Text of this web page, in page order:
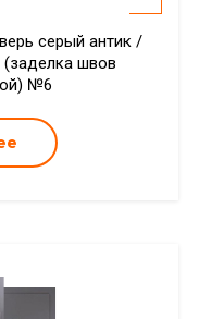
серый антик /
швов
№6